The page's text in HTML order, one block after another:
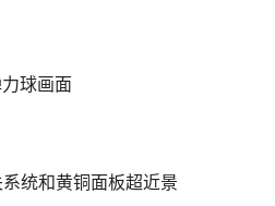
球画面
统和黄铜面板超近景